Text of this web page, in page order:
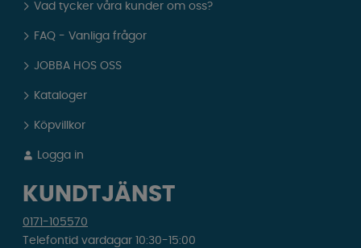
Vad tycker våra kunder om oss?
FAQ - Vanliga frågor
JOBBA HOS OSS
Kataloger
Köpvillkor
Logga in
KUNDTJÄNST
0171-105570
Telefontid vardagar 10:30-15:00